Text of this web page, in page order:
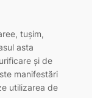
tuşim,
asta
şi de
manifestări
utilizarea de